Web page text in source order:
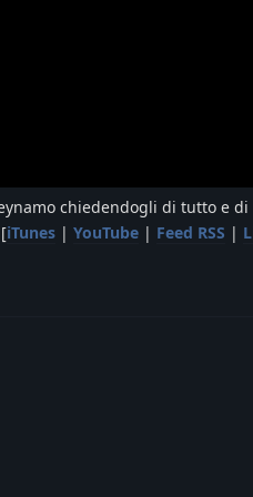
chiedendogli di tutto e
iTunes | YouTube | Feed RSS |